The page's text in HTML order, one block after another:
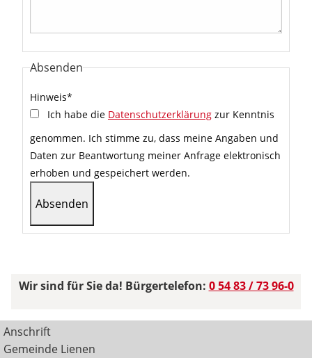
Absenden
Hinweis*
Ich habe die Datenschutzerklärung zur Kenntnis
genommen. Ich stimme zu, dass meine Angaben und
Daten zur Beantwortung meiner Anfrage elektronisch
erhoben und gespeichert werden.
Wir sind für Sie da! Bürgertelefon: 0 54 83 / 73 96-0
Anschrift
Gemeinde Lienen